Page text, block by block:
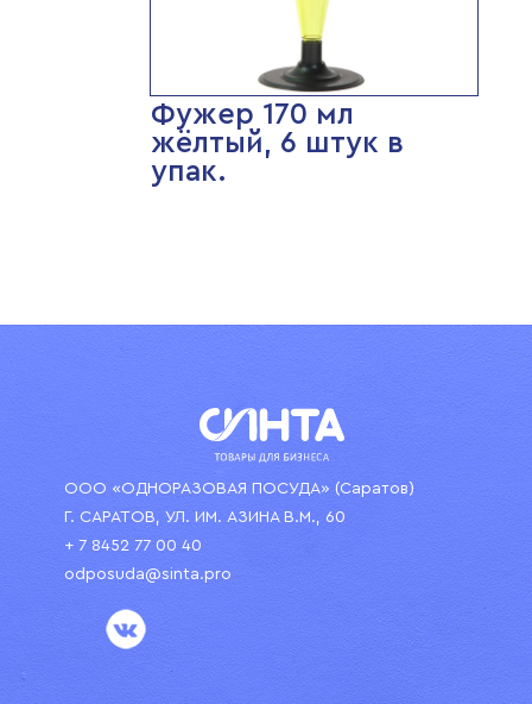
Фужер 170 мл
жёлтый, 6 штук в
упак.
ООО «ОДНОРАЗОВАЯ ПОСУДА» (Саратов)
Г. САРАТОВ, УЛ. ИМ. АЗИНА В.М., 60
+ 7 8452 77 00 40
odposuda@sinta.pro